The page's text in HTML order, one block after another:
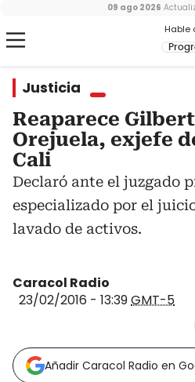
Hable
09 ago 2026
Justicia
Reaparece
Orejuela, exjefe
Cali
Declaró ante el juzgado
especializado por el
lavado de activos.
Caracol Radio
23/02/2016 - 13:39GMT-5
Añadir Caracol Radio en